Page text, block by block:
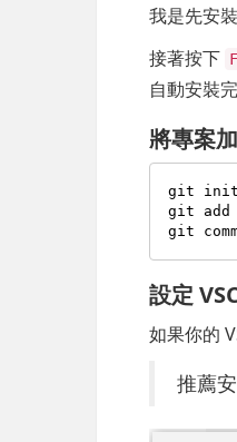
我是先安裝
接著按下
自動安裝完
將專案
git init
git add
git
設定
如果你的
推薦